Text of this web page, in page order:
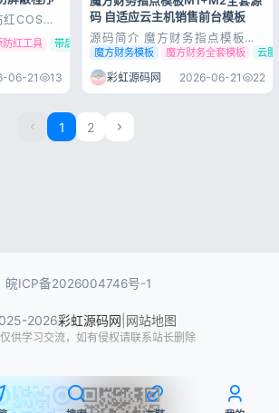
COS系
安装教
问
进
你
防红工具 带后台防红程序
06-21 13
码 自适应云主机销售前台模板
源码简介 魔方财务指点模板
M1+M2全套源码 M1和M2两套
模板+后台可控插件，压缩包内
包含M1+M2两套完整模板（用
户中心+购物车+首页）以及后
的 使用教程： app和public文
魔方财务模板 魔方财务全套模板 云
彩虹源码网 2026-06-21 22
1 2
皖ICP备2026004746号-1
2026彩虹源码网 网站地图
供学习交流，如有侵权请联系站长删除